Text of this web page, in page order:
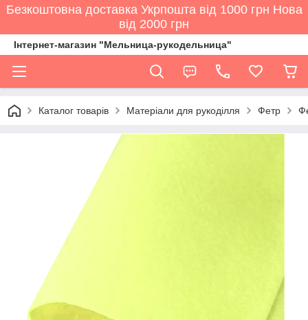
Безкоштовна доставка Укрпошта від 1000 грн Нова
від 2000 грн
Інтернет-магазин "Мельница-рукодельница"
Каталог товарів Матеріали для рукоділля Фетр